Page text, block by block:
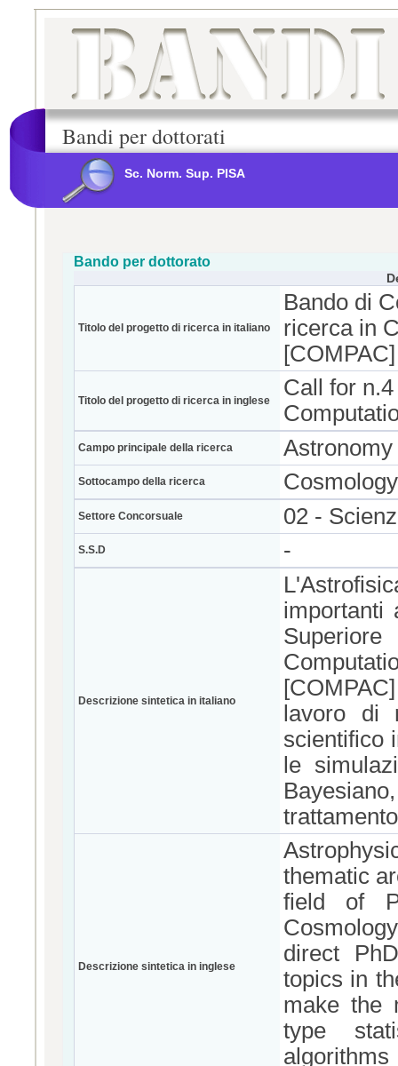
Bandi per dottorati
Sc. Norm. Sup. PISA
Bando per dottorato
Titolo del progetto di ricerca in italiano
Bando di
ricerca in
[COMPAC]
Titolo del progetto di ricerca in inglese
Call for
Campo principale della ricerca Astronomy
Sottocampo della ricerca Cosmology
Settore Concorsuale 02 -
S.S.D -
Descrizione sintetica in italiano
importanti
lavoro di
scientifico
le
Descrizione sintetica in inglese
thematic
field of
direct
topics in
make the
type